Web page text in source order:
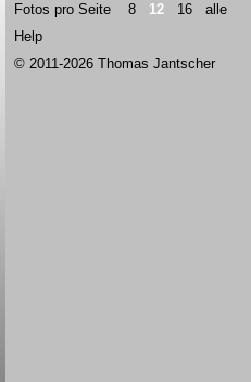
Fotos pro Seite 8 12 16
alle
Help
© 2011-2026 Thomas Jantscher